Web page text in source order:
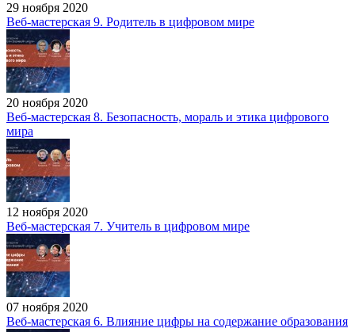
29 ноября 2020
Веб-мастерская 9. Родитель в цифровом мире
20 ноября 2020
Веб-мастерская 8. Безопасность, мораль и этика цифрового
мира
12 ноября 2020
Веб-мастерская 7. Учитель в цифровом мире
07 ноября 2020
Веб-мастерская 6. Влияние цифры на содержание образования